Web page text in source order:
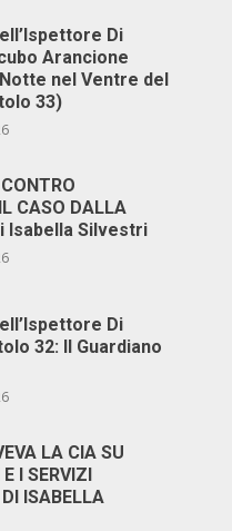
Di
Arancione
nel Ventre del
33)
CASO DALLA
Isabella Silvestri
Di
32: Il Guardiano
LA CIA SU
I SERVIZI
ISABELLA